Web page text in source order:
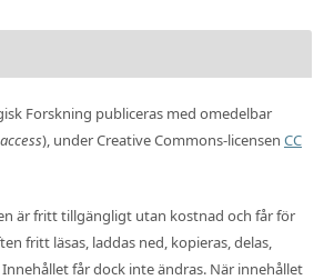
Forskning publiceras med omedelbar
), under Creative Commons-licensen CC
är fritt tillgängligt utan kostnad och får för
fritt läsas, laddas ned, kopieras, delas,
får dock inte ändras. När innehållet